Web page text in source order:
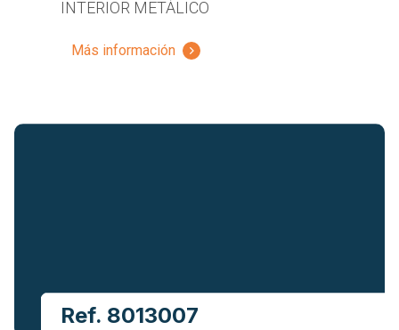
INTERIOR METÁLICO
Más información
Ref. 8013007